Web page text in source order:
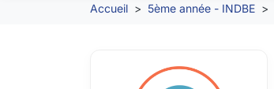
Accueil 5ème année - INDBE